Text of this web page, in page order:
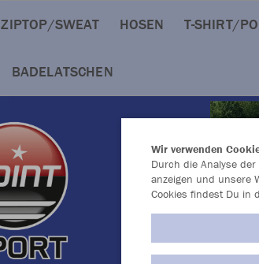
ZIPTOP/SWEAT HOSEN T-SHIRT/
BADELATSCHEN
Wir verwenden
Durch die Analyse
anzeigen und unsere
Cookies findest Du in